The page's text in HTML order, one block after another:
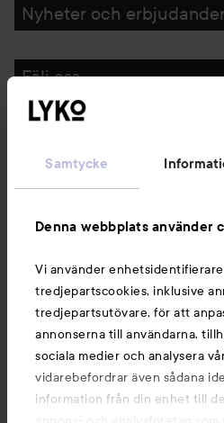
Samtycke
Denna webbplats använder
Vi använder
tredjepartscookies, inklusive
tredjepartsutövare, för att
annonserna till användarna,
sociala medier och analysera
vidarebefordrar även sådana
information från din enhet till
Nyheter och
Följ oss
Du kanske också gillar